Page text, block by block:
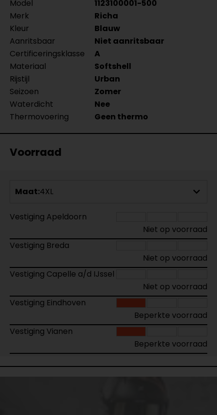
Model
1123100001-500
Merk
Richa
Kleur
Blauw
Aanritsbaar
Niet aanritsbaar
Certificeringsklasse
A
Materiaal
Softshell
Rijstijl
Urban
Seizoen
Zomer
Waterdicht
Nee
Thermovoering
Geen thermo
Voorraad
Maat:4XL
Vestiging Apeldoorn
Niet op voorraad
Vestiging Breda
Niet op voorraad
Vestiging Capelle a/d IJssel
Niet op voorraad
Vestiging Eindhoven
Beperkte voorraad
Vestiging Vianen
Beperkte voorraad